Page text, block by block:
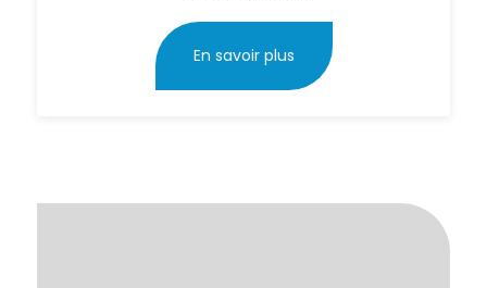
En savoir plus